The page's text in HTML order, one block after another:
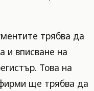
трябва да
и вписване на
Това на
ще трябва да